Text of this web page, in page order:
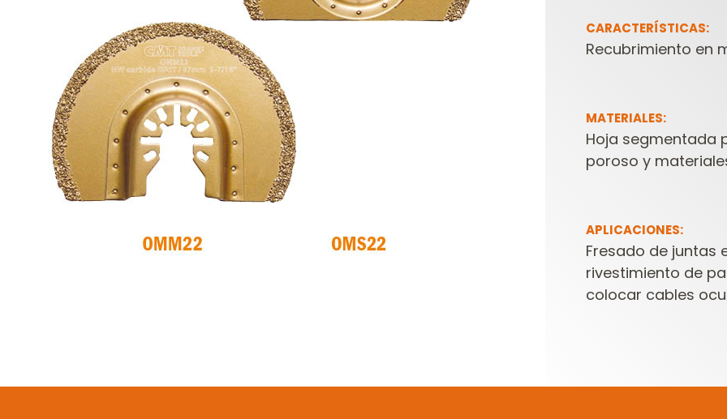
SIERRAS CIRCULARES
CMT CONTRACTOR
TOOLS® - ITK PLUS®
HOJAS DE SIERRAS
SABLES
ESTUCHES DE
CARACTERÍSTICAS:
Recubrimiento en
MATERIALES:
Hoja segmentada
poroso y
APLICACIONES:
Fresado de juntas
rivestimiento de
colocar cables